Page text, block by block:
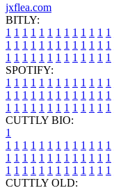
jxflea.com
BITLY:
1 1 1 1 1 1 1 1 1 1 1 1 1
1 1 1 1 1 1 1 1 1 1 1 1 1
1 1 1 1 1 1 1 1 1 1 1 1 1
SPOTIFY:
1 1 1 1 1 1 1 1 1 1 1 1 1
1 1 1 1 1 1 1 1 1 1 1 1 1
1 1 1 1 1 1 1 1 1 1 1 1 1
CUTTLY BIO:
1
1 1 1 1 1 1 1 1 1 1 1 1 1
1 1 1 1 1 1 1 1 1 1 1 1 1
1 1 1 1 1 1 1 1 1 1 1 1 1
CUTTLY OLD: